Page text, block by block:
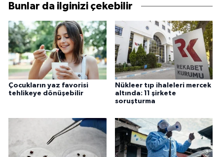
Bunlar da ilginizi çekebilir
Çocukların yaz favorisi
tehlikeye dönüşebilir
Nükleer tıp ihaleleri mercek
altında: 11 şirkete
soruşturma